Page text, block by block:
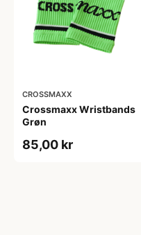
CROSSMAXX
Crossmaxx Wristbands
Grøn
85,00 kr